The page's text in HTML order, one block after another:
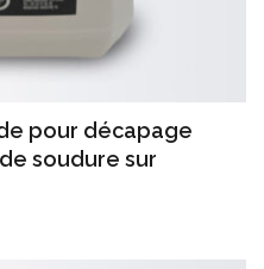
pour décapage
soudure sur